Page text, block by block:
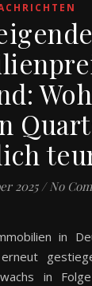
2025 / No
in